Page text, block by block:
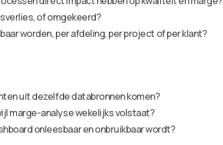
of omgekeerd?
worden, per afdeling, per project of per klant?
uit dezelfde databronnen komen?
marge-analyse wekelijks volstaat?
onleesbaar en onbruikbaar wordt?